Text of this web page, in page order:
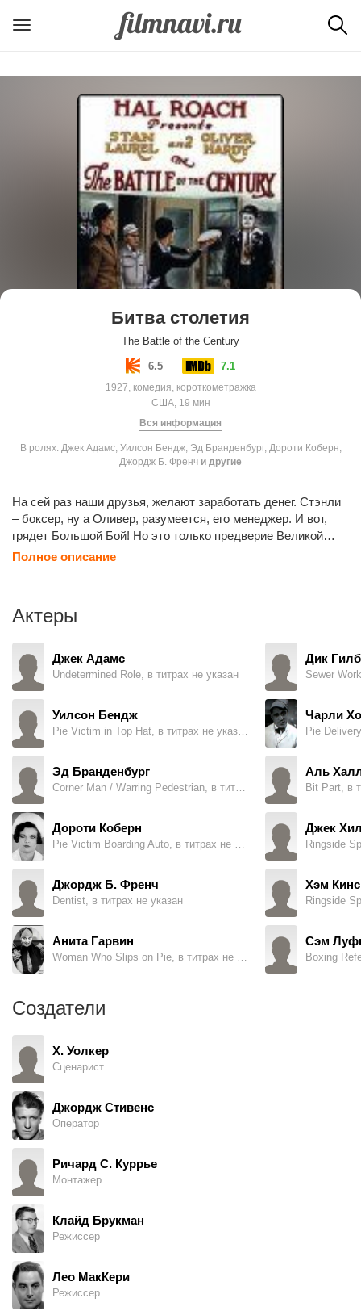
Битва столетия
The Battle of the Century
6.5 7.1
1927, комедия, короткометражка
США, 19 мин
Вся информация
В ролях: Джек Адамс, Уилсон Бендж, Эд Бранденбург, Дороти Коберн,
Джордж Б. Френч и другие
На сей раз наши друзья, желают заработать денег. Стэнли
– боксер, ну а Оливер, разумеется, его менеджер. И вот,
грядет Большой Бой! Но это только предверие Великой
Войны Тортами, которая развернется после его
Полное описание
Актеры
Джек Адамс
Undetermined Role, в титрах не указан
Уилсон Бендж
Pie Victim in Top Hat, в титрах не указан
Эд Бранденбург
Corner Man / Warring Pedestrian, в титрах не указан
Дороти Коберн
Pie Victim Boarding Auto, в титрах не указан
Джордж Б. Френч
Dentist, в титрах не указан
Анита Гарвин
Woman Who Slips on Pie, в титрах не указан
Дик
Sewer
Чарли
Pie
Аль
Bit Part, в
Джек
Ringside
Хэм
Ringside
Сэм
Boxing
Создатели
Х. Уолкер
Сценарист
Джордж Стивенс
Оператор
Ричард С. Куррье
Монтажер
Клайд Брукман
Режиссер
Лео МакКери
Режиссер